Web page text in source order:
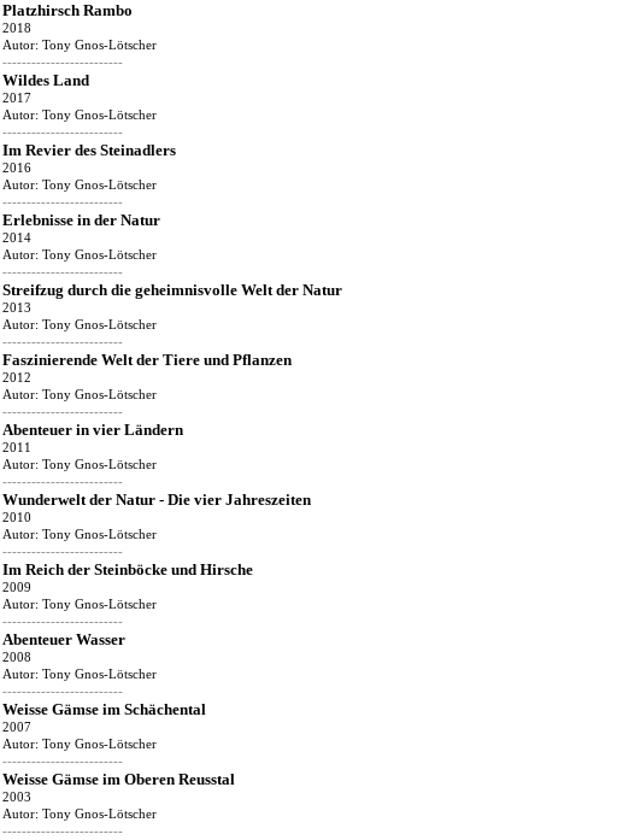
Platzhirsch Rambo
2018
Autor: Tony Gnos-Lötscher
-------------------------
Wildes Land
2017
Autor: Tony Gnos-Lötscher
-------------------------
Im Revier des Steinadlers
2016
Autor: Tony Gnos-Lötscher
-------------------------
Erlebnisse in der Natur
2014
Autor: Tony Gnos-Lötscher
-------------------------
Streifzug durch die geheimnisvolle Welt der Natur
2013
Autor: Tony Gnos-Lötscher
-------------------------
Faszinierende Welt der Tiere und Pflanzen
2012
Autor: Tony Gnos-Lötscher
-------------------------
Abenteuer in vier Ländern
2011
Autor: Tony Gnos-Lötscher
-------------------------
Wunderwelt der Natur - Die vier Jahreszeiten
2010
Autor: Tony Gnos-Lötscher
-------------------------
Im Reich der Steinböcke und Hirsche
2009
Autor: Tony Gnos-Lötscher
-------------------------
Abenteuer Wasser
2008
Autor: Tony Gnos-Lötscher
-------------------------
Weisse Gämse im Schächental
2007
Autor: Tony Gnos-Lötscher
-------------------------
Weisse Gämse im Oberen Reusstal
2003
Autor: Tony Gnos-Lötscher
-------------------------